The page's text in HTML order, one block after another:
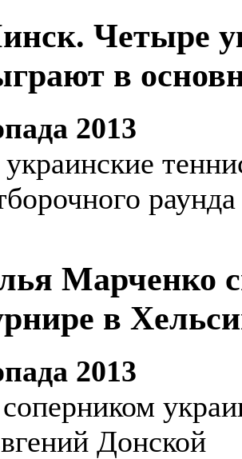
Четыре
в
2013
раунда
Марченко
в
2013
Донской